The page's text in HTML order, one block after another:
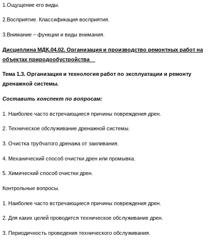
1.Ощущение его виды.
2.Восприятие. Классификация восприятия.
3.Внимание – функции и виды внимания.
Дисциплина МДК.04.02. Организация и производство ремонтных работ на
объектах природообустройства
Тема 1.3. Организация и технология работ по эксплуатации и ремонту
дренажной системы.
Составить конспект по вопросам:
1. Наиболее часто встречающиеся причины повреждения дрен.
2. Техническое обслуживание дренажной системы.
3. Очистка трубчатого дренажа от заиливания.
4. Механический способ очистки дрен или промывка.
5. Химический способ очистки дрен.
Контрольные вопросы.
1. Наиболее часто встречающиеся причины повреждения дрен.
2. Для каких целей проводится техническое обслуживание дрен.
3. Периодичность проведения технического обслуживания.